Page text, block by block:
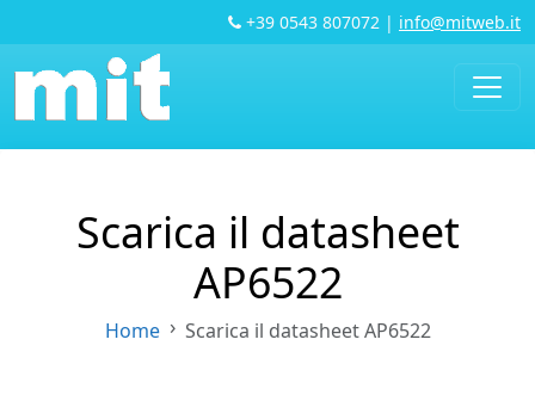
+39 0543 807072 | info@mitweb.it
Scarica il datasheet
AP6522
Home Scarica il datasheet AP6522